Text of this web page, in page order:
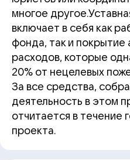
многое
включает в себя как
фонда, так и покрытие
расходов, которые
20% от нецелевых
За все средства,
деятельность в этом
отчитается в течение
проекта.